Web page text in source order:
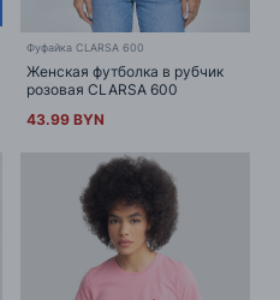
Фуфайка CLARSA 600
Женская футболка в рубчик
розовая CLARSA 600
43.99 BYN